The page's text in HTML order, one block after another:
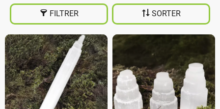
FILTRER SORTER